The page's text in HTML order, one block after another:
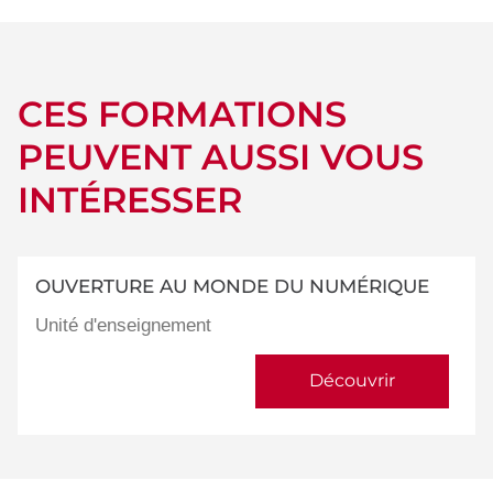
CES FORMATIONS
PEUVENT AUSSI VOUS
INTÉRESSER
OUVERTURE AU MONDE DU NUMÉRIQUE
Unité d'enseignement
Découvrir